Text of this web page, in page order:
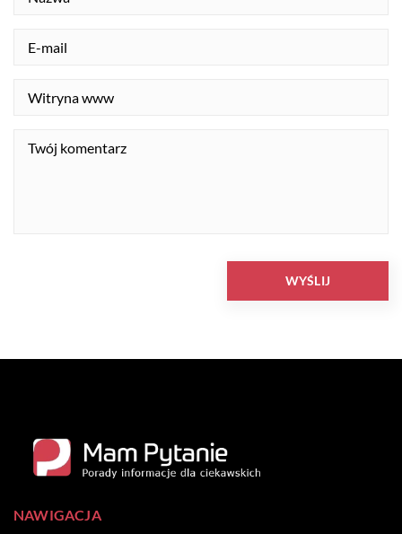
NAWIGACJA